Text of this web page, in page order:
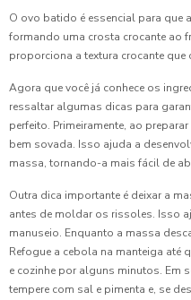
O ovo batido é essencial para que
formando uma crosta crocante ao
proporciona a textura crocante
Agora que você já conhece os
ressaltar algumas dicas para
perfeito. Primeiramente, ao
bem sovada. Isso ajuda a
massa, tornando-a mais fácil de
Outra dica importante é deixar a
antes de moldar os rissoles. Isso
manuseio. Enquanto a massa
Refogue a cebola na manteiga até
e cozinhe por alguns minutos. Em
tempere com sal e pimenta e, se